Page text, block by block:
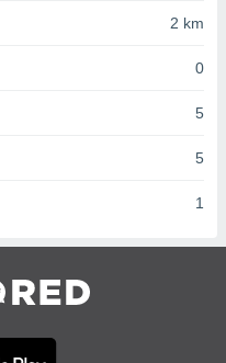
2 km
0
5
5
1